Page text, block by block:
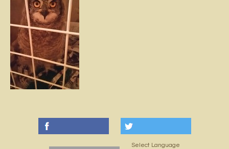
Select Language